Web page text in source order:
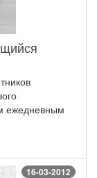
ежедневным
16-03-2012